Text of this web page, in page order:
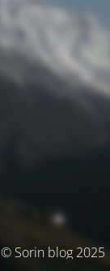
© Sorin blog 2025